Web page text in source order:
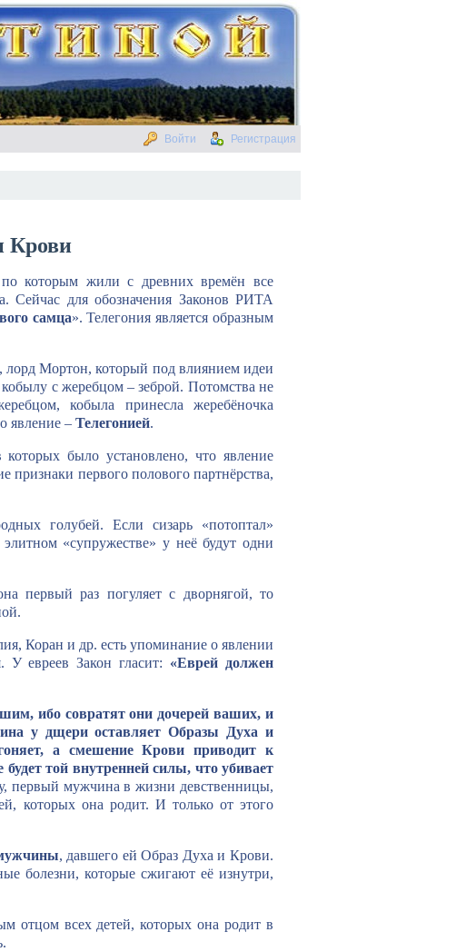
Войти Регистрация
Крови
которым жили с древних времён все
Сейчас для обозначения Законов РИТА
самца». Телегония является образным
лорд Мортон, который под влиянием идеи
с жеребцом – зеброй. Потомства не
кобыла принесла жеребёночка
явление – Телегонией.
было установлено, что явление
признаки первого полового партнёрства,
голубей. Если сизарь «потоптал»
«супружестве» у неё будут одни
первый раз погуляет с дворнягой, то
Коран и др. есть упоминание о явлении
У евреев Закон гласит: «Еврей должен
ибо совратят они дочерей ваших, и
у дщери оставляет Образы Духа и
а смешение Крови приводит к
той внутренней силы, что убивает
первый мужчина в жизни девственницы,
которых она родит. И только от этого
, давшего ей Образ Духа и Крови.
болезни, которые сжигают её изнутри,
отцом всех детей, которых она родит в